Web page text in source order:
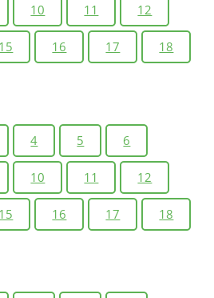
10 11 12
15 16 17 18
4 5 6
10 11 12
15 16 17 18